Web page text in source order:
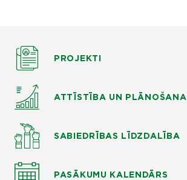
PROJEKTI
ATTĪSTĪBA UN PLĀNOŠANA
SABIEDRĪBAS LĪDZDALĪBA
PASĀKUMU KALENDĀRS